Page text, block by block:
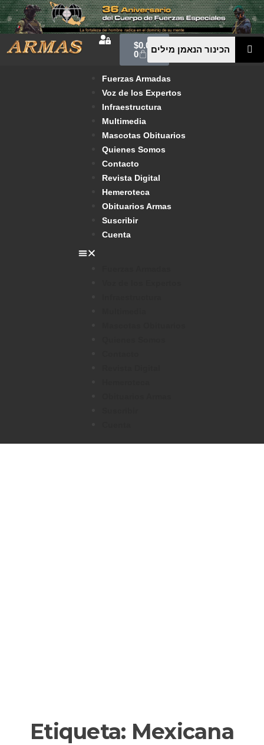
$0.00
0
Fuerzas Armadas
Voz de los Expertos
Infraestructura
Multimedia
Mascotas Obituarios
Quienes Somos
Contacto
Revista Digital
Hemeroteca
Obituarios Armas
Suscribir
Cuenta
Etiqueta: Mexicana